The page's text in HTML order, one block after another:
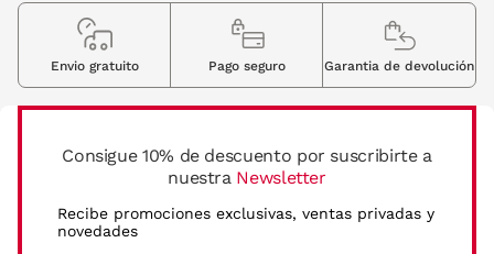
Consigue 10% de descuento por suscribirte a
nuestra Newsletter
Recibe promociones exclusivas, ventas privadas y
novedades
Envio gratuito Pago seguro Garantia de devolución